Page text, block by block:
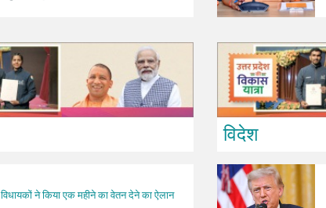
विधायकों ने किया एक महीने का वेतन देने का ऐलान
विदेश